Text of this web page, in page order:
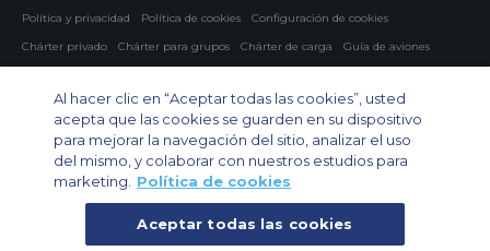
Política y privacidad
Política de cookies
Configuración de cookies
Chárter privado
Chárter para grupos Chárter de carga Guía de aviones
Private Charter App
© 2026 Air Charter Service | España - Servicios de Charter Aereo S.L |
Al hacer clic en “Aceptar todas las cookies”, usted
acepta que las cookies se guarden en su dispositivo
para mejorar la navegación del sitio, analizar el uso
del mismo, y colaborar con nuestros estudios para
marketing.
Política de cookies
Aceptar todas las cookies